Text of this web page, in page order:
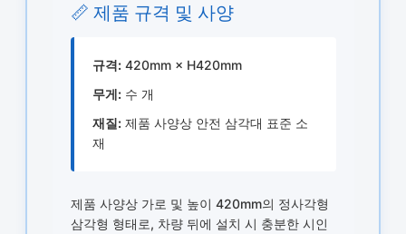
📏 제품 규격 및 사양
규격:420mm × H420mm
무게:수 개
재질:제품 사양상 안전 삼각대 표준 소
재
제품 사양상 가로 및 높이 420mm의 정사각형
삼각형 형태로, 차량 뒤에 설치 시 충분한 시인